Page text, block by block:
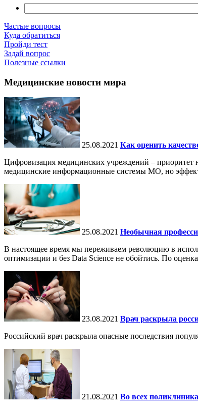
Частые вопросы
Куда обратиться
Пройди тест
Задай вопрос
Полезные ссылки
Медицинские новости мира
25.08.2021 Как оценить
Цифровизация медицинских учреждений –
медицинские информационные системы МО, но
25.08.2021 Необычная
В настоящее время мы переживаем революцию в
оптимизации и без Data Science не обойтись. По
23.08.2021 Врач раскрыла
Российский врач раскрыла опасные последствия
21.08.2021 Во всех